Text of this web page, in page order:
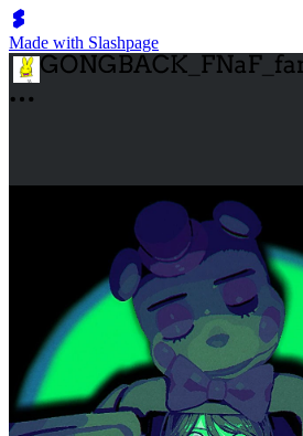
Made with Slashpage